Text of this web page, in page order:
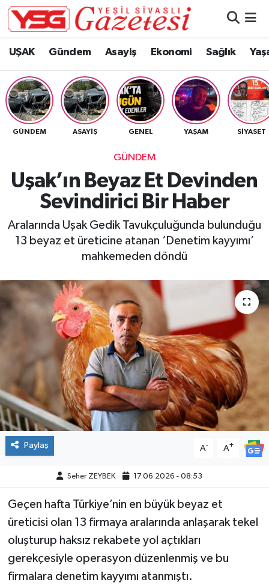
UŞAK Gündem Asayiş Ekonomi Sağlık
GÜNDEM ASAYIŞ GENEL YAŞAM SIYASET
GÜNDEM
Uşak’ın Beyaz Et Devinden
Sevindirici Bir Haber
Aralarında Uşak Gedik Tavukçuluğunda bulunduğu
13 beyaz et üreticine atanan ‘Denetim kayyımı’
mahkemeden döndü
Paylaş A- A+
Seher ZEYBEK 17.06.2026 - 08:53
Geçen hafta Türkiye’nin en büyük beyaz et
üreticisi olan 13 firmaya aralarında anlaşarak tekel
oluşturup haksız rekabete yol açtıkları
gerekçesiyle operasyon düzenlenmiş ve bu
firmalara denetim kayyımı atanmıştı.
Hava Durumu
Namaz Vakitleri
Trafik Durumu
Tüm Manşetler
Son Dakika Haberleri
Haber Arşivi